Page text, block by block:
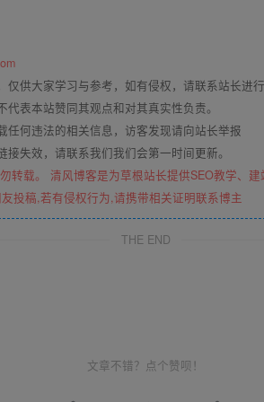
供大家学习与参考，如有侵权，请联系站长进
表本站赞同其观点和对其真实性负责。
任何违法的相关信息，访客发现请向站长举报
失效，请联系我们我们会第一时间更新。
转载。 清风博客是为草根站长提供SEO教学、
投稿,若有侵权行为,请携带相关证明联系博主
THE END
文章不错？点个赞呗！